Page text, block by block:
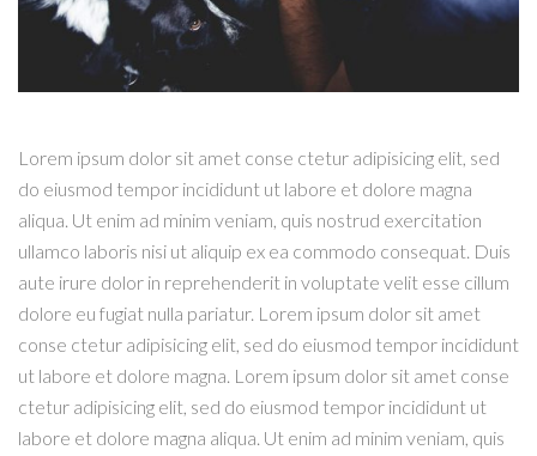
Lorem ipsum dolor sit amet conse ctetur adipisicing elit, sed
do eiusmod tempor incididunt ut labore et dolore magna
aliqua. Ut enim ad minim veniam, quis nostrud exercitation
ullamco laboris nisi ut aliquip ex ea commodo consequat. Duis
aute irure dolor in reprehenderit in voluptate velit esse cillum
dolore eu fugiat nulla pariatur. Lorem ipsum dolor sit amet
conse ctetur adipisicing elit, sed do eiusmod tempor incididunt
ut labore et dolore magna. Lorem ipsum dolor sit amet conse
ctetur adipisicing elit, sed do eiusmod tempor incididunt ut
labore et dolore magna aliqua. Ut enim ad minim veniam, quis